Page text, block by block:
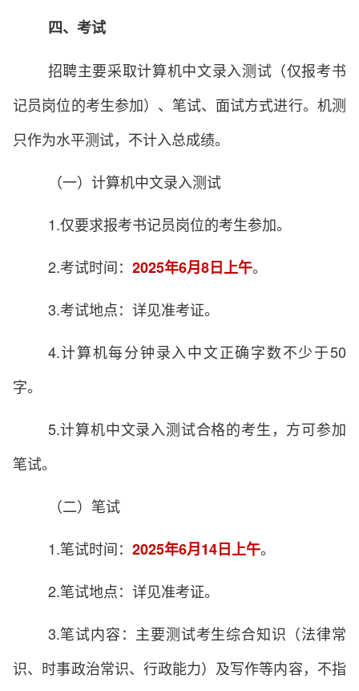
四、考试
招聘主要采取计算机中文录入测试（仅报考书
记员岗位的考生参加）、笔试、面试方式进行。机测
只作为水平测试，不计入总成绩。
（一）计算机中文录入测试
1.仅要求报考书记员岗位的考生参加。
2.考试时间： 2025年6月8日上午。
3.考试地点：详见准考证。
4.计算机每分钟录入中文正确字数不少于50
字。
5.计算机中文录入测试合格的考生，方可参加
笔试。
（二）笔试
1.笔试时间： 2025年6月14日上午。
2.笔试地点：详见准考证。
3.笔试内容：主要测试考生综合知识（法律常
识、时事政治常识、行政能力）及写作等内容，不指